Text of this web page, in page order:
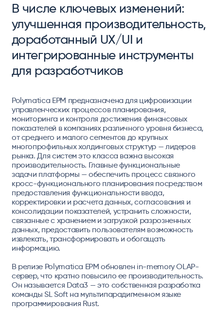
В числе ключевых изменений:
улучшенная производительность,
доработанный UX/UI и
интегрированные инструменты
для разработчиков
Polymatica EPM предназначена для цифровизации
управленческих процессов планирования,
мониторинга и контроля достижения финансовых
показателей в компаниях различного уровня бизнеса,
от среднего и малого сегментов до крупных
многопрофильных холдинговых структур — лидеров
рынка. Для систем это класса важна высокая
производительность. Главные функциональные
задачи платформы — обеспечить процесс связного
кросс-функционального планирования посредством
предоставления функциональности ввода,
корректировки и расчета данных, согласования и
консолидации показателей, устранить сложности,
связанные с хранением и загрузкой разрозненных
данных, предоставить пользователям возможность
извлекать, трансформировать и обогащать
информацию.
В релизе Polymatica EPM обновлен in-memory OLAP-
сервер, что кратно повысило ее производительность.
Он называется Data3 — это собственная разработка
команды SL Soft на мультипарадигменном языке
программирования Rust.